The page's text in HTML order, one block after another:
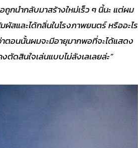
ถูกนำกลับมาสร้างใหม่เร็ว ๆ นี้นะ แต่ผม
ผัสและได้กลิ่นในโรงภาพยนตร์ หรืออะไร
ตอนนั้นผมจะมีอายุมากพอที่จะได้แสดง
ตัดสินใจเล่นแบบไม่ลังเลเลยล่ะ”